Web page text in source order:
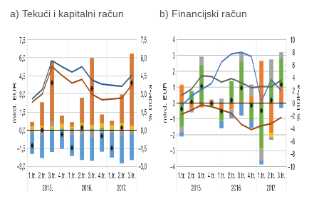
a) Tekući i kapitalni račun b) Financijski račun